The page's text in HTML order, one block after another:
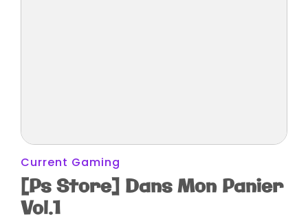
Current Gaming
[Ps Store] Dans Mon Panier
Vol.1